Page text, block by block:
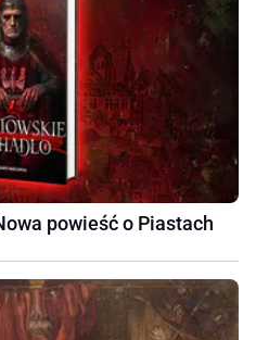
powieść o Piastach